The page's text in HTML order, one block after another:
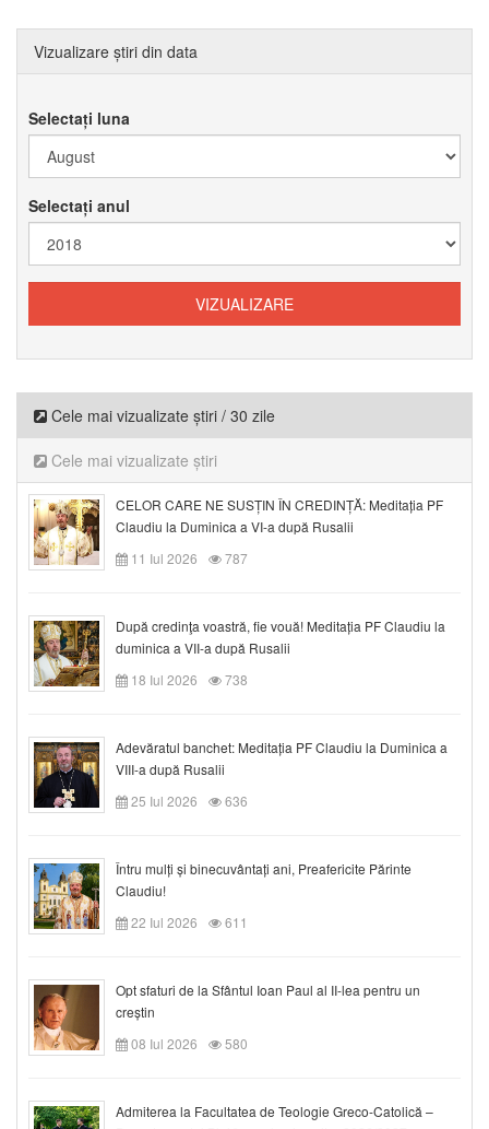
Vizualizare știri din data
Selectați luna
Selectați anul
Cele mai vizualizate știri / 30 zile
Cele mai vizualizate știri
CELOR CARE NE SUSȚIN ÎN CREDINȚĂ: Meditația PF
Claudiu la Duminica a VI-a după Rusalii
11 Iul 2026
787
După credinţa voastră, fie vouă! Meditația PF Claudiu la
duminica a VII-a după Rusalii
18 Iul 2026
738
Adevăratul banchet: Meditația PF Claudiu la Duminica a
VIII-a după Rusalii
25 Iul 2026
636
Întru mulți și binecuvântați ani, Preafericite Părinte
Claudiu!
22 Iul 2026
611
Opt sfaturi de la Sfântul Ioan Paul al II-lea pentru un
creștin
08 Iul 2026
580
Admiterea la Facultatea de Teologie Greco-Catolică –